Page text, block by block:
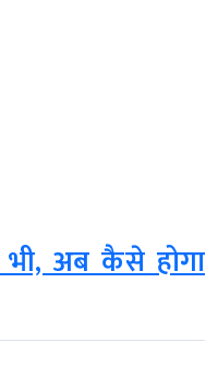
अब कैसे होगा